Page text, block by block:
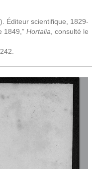
Éditeur scientifique, 1829-
1849,” Hortalia , consulté le